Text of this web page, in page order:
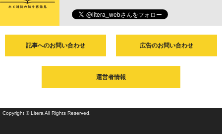
記事へのお問い合わせ 広告のお問い合わせ
運営者情報
Copyright © Litera All Rights Reserved.